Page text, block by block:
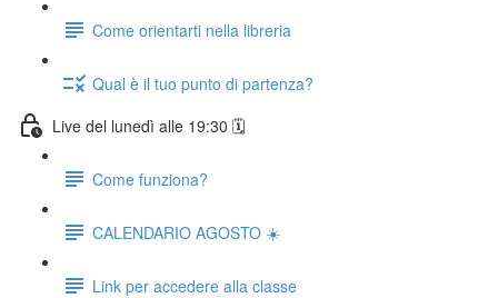
Come orientarti nella libreria
Qual è il tuo punto di partenza?
Live del lunedì alle 19:30 🗓️
Come funziona?
CALENDARIO AGOSTO ☀️
Link per accedere alla classe